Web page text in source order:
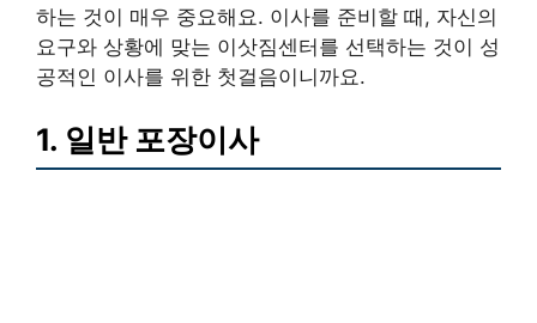
하는 것이 매우 중요해요. 이사를 준비할 때, 자신의
요구와 상황에 맞는 이삿짐센터를 선택하는 것이 성
공적인 이사를 위한 첫걸음이니까요.
1. 일반 포장이사